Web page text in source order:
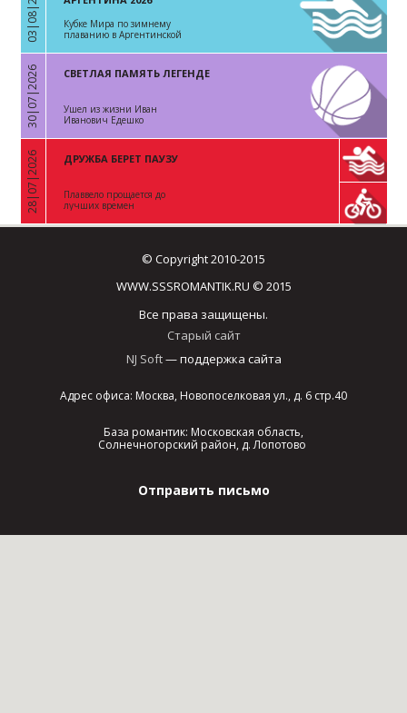
Кубке Мира по зимнему
плаванию в Аргентинской
«
30|07|2026 СВЕТЛАЯ ПАМЯТЬ ЛЕГЕНДЕ
Ушел из жизни Иван
Иванович Едешко
«
28|07|2026 ДРУЖБА БЕРЕТ ПАУЗУ
Плаввело прощается до
лучших времен
© Copyright 2010-2015
WWW.SSSROMANTIK.RU © 2015
Все права защищены.
Старый сайт
NJ Soft— поддержка сайта
Адрес офиса: Москва, Новопоселковая ул., д. 6 стр.40
База романтик: Московская область,
Солнечногорский район, д. Лопотово
Отправить письмо